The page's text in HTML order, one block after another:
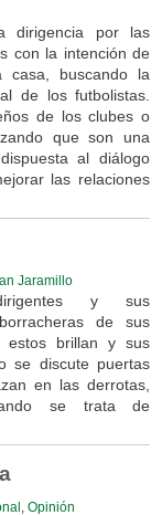
dirigencia por las
con la intención de
casa, buscando la
de los futbolistas.
de los clubes o
que son una
al diálogo
las relaciones
Jaramillo
y sus
de sus
estos brillan y sus
se discute puertas
en las derrotas,
se trata de
Opinión